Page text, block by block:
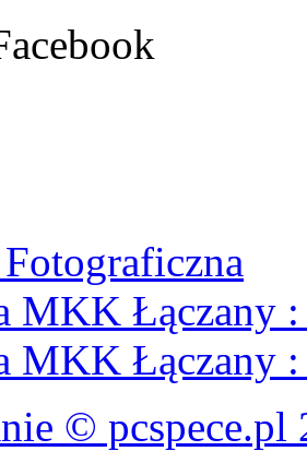
MKK Łączany :
MKK Łączany :
© pcspece.pl